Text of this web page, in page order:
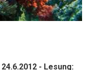
24.6.2012 - Lesung: